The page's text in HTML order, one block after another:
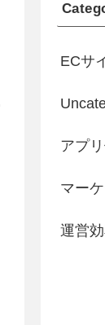
ECサ
アプ
マー
運営